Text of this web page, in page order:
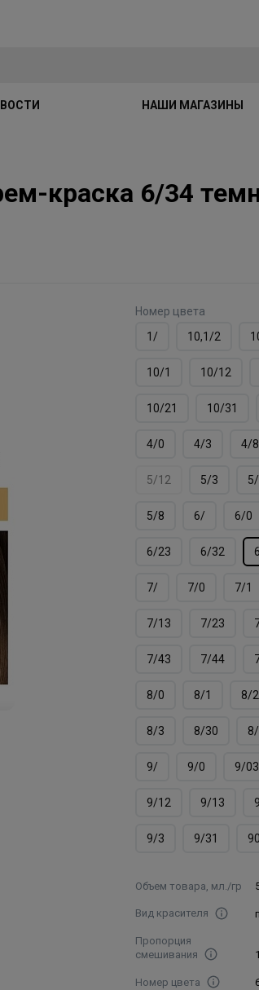
НАШИ МАГАЗИНЫ
краска 6/34
Номер цвета
1/
10,1/2
10/1 10/12
10/21 10/31
4/0 4/3 4/8
5/12 5/3
5/8 6/ 6/0
6/23 6/32
7/ 7/0 7/1
7/13 7/23
7/43 7/44
8/0 8/1 8/2
8/3 8/30
9/ 9/0 9/03
9/12 9/13
9/3 9/31
Объем товара, мл./гр
Вид красителя
Пропорция
смешивания
Номер цвета